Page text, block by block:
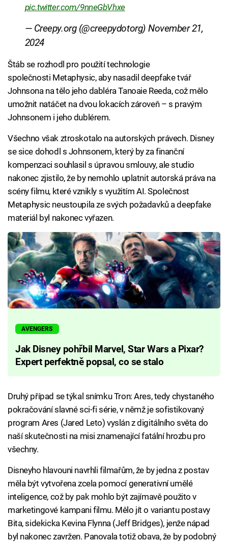
pic.twitter.com/9nneGbVhxe
— Creepy.org (@creepydotorg)November 21,
2024
Štáb se rozhodl pro použití technologie
společnosti Metaphysic, aby nasadil deepfake tvář
Johnsona na tělo jeho dabléra Tanoaie Reeda, což mělo
umožnit natáčet na dvou lokacích zároveň – s pravým
Johnsonem i jeho dublérem.
Všechno však ztroskotalo na autorských právech. Disney
se sice dohodl s Johnsonem, který by za finanční
kompenzaci souhlasil s úpravou smlouvy, ale studio
nakonec zjistilo, že by nemohlo uplatnit autorská práva na
scény filmu, které vznikly s využitím AI. Společnost
Metaphysic neustoupila ze svých požadavků a deepfake
materiál byl nakonec vyřazen.
AVENGERS
Jak Disney pohřbil Marvel, Star Wars a Pixar?
Expert perfektně popsal, co se stalo
Druhý případ se týkal snímku Tron: Ares, tedy chystaného
pokračování slavné sci-fi série, v němž je sofistikovaný
program Ares (Jared Leto) vyslán z digitálního světa do
naší skutečnosti na misi znamenající fatální hrozbu pro
všechny.
Disneyho hlavouni navrhli filmařům, že by jedna z postav
měla být vytvořena zcela pomocí generativní umělé
inteligence, což by pak mohlo být zajímavě použito v
marketingové kampani filmu. Mělo jít o variantu postavy
Bita, sidekicka Kevina Flynna (Jeff Bridges), jenže nápad
byl nakonec zavržen. Panovala totiž obava, že by podobný